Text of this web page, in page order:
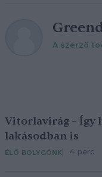
A szerző
Vitorlavirág – Így
lakásodban is
ÉLŐ BOLYGÓNK 4 perc